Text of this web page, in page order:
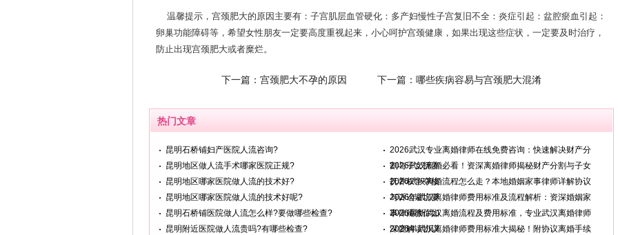
温馨提示，宫颈肥大的原因主要有：子宫肌层血管硬化：多产妇慢性子宫复旧不全：炎症引起：盆腔瘀血引起：
卵巢功能障碍等，希望女性朋友一定要高度重视起来，小心呵护宫颈健康，如果出现这些症状，一定要及时治疗，
防止出现宫颈肥大或者糜烂。
下一篇： 宫颈肥大不孕的原因 下一篇： 哪些疾病容易与宫颈肥大混淆
热门文章
昆明石桥铺妇产医院人流咨询?
昆明地区做人流手术哪家医院正规?
昆明地区哪家医院做人流的技术好?
昆明地区哪家医院做人流的技术好呢?
昆明石桥铺医院做人流怎么样?要做哪些检查?
昆明附近医院做人流贵吗?有哪些检查?
2026武汉专业离婚律师在线免费咨询：快速解决财产分
割与子女抚养
2026武汉离婚必看！资深离婚律师揭秘财产分割与子女
抚养权争夺核
2026武汉离婚流程怎么走？本地婚姻家事律师详解协议
与诉讼避坑要
2026年武汉离婚律师费用标准及流程解析：资深婚姻家
事律师教你如
2026最新武汉离婚流程及费用标准，专业武汉离婚律师
深度解读协议
2026年武汉离婚律师费用标准大揭秘！附协议离婚手续